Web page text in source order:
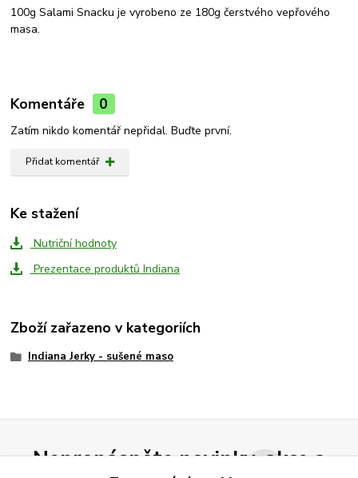
100g Salami Snacku je vyrobeno ze 180g čerstvého vepřového
masa.
Komentáře 0
Zatím nikdo komentář nepřidal. Buďte první.
Přidat komentář
Ke stažení
Nutriční hodnoty
Prezentace produktů Indiana
Zboží zařazeno v kategoriích
Indiana Jerky - sušené maso
Nepropásněte novinky, akce a